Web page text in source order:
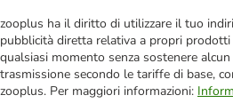
zooplus ha il diritto di utilizzare il tuo
pubblicità diretta relativa a propri
qualsiasi momento senza sostenere
trasmissione secondo le tariffe di base,
zooplus. Per maggiori informazioni: